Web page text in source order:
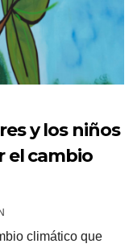
y los niños
el cambio
climático que